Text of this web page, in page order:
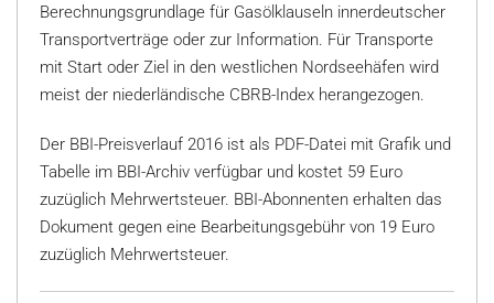
Berechnungsgrundlage für Gasölklauseln innerdeutscher
Transportverträge oder zur Information. Für Transporte
mit Start oder Ziel in den westlichen Nordseehäfen wird
meist der niederländische CBRB-Index herangezogen.
Der BBI-Preisverlauf 2016 ist als PDF-Datei mit Grafik und
Tabelle im BBI-Archiv verfügbar und kostet 59 Euro
zuzüglich Mehrwertsteuer. BBI-Abonnenten erhalten das
Dokument gegen eine Bearbeitungsgebühr von 19 Euro
zuzüglich Mehrwertsteuer.